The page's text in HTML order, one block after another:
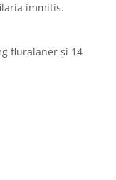
immitis.
fluralaner și 14